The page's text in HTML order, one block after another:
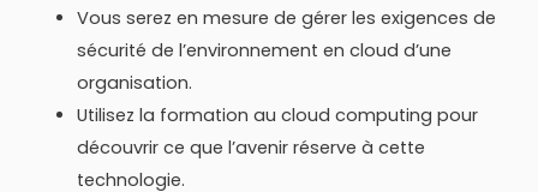
Vous serez en mesure de gérer les exigences de
sécurité de l’environnement en cloud d’une
organisation.
Utilisez la formation au cloud computing pour
découvrir ce que l’avenir réserve à cette
technologie.